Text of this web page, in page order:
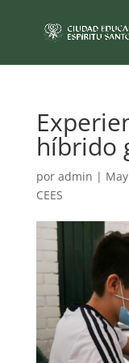
híbrido
por admin |
CEES